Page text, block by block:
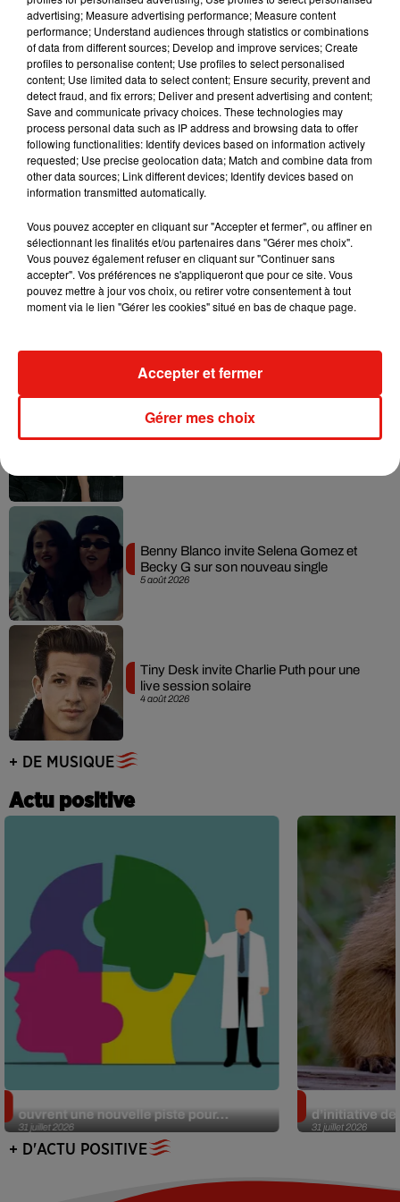
Musique
7 août 2026
Julien Lieb s’essaye à la vie de chatelain
dans son nouveau clip
7 août 2026
Madonna sort enfin le remix de « Love
Tayc et Didi B dévoilent le single le plus
5 août 2026
Benny Blanco invite Selena Gomez et
Becky G sur son nouveau single
4 août 2026
Tiny Desk invite Charlie Puth pour une
live session solaire
+ DE MUSIQUE
Actu positive
31 juillet 2026
ouvrent une nouvelle piste pour...
31 juillet 2026
d’initiative
+ D'ACTU POSITIVE
advertising; Measure advertising performance; Measure content
performance; Understand audiences through statistics or combinations
of data from different sources; Develop and improve services; Create
profiles to personalise content; Use profiles to select personalised
content; Use limited data to select content; Ensure security, prevent and
detect fraud, and fix errors; Deliver and present advertising and content;
Save and communicate privacy choices. These technologies may
process personal data such as IP address and browsing data to offer
following functionalities: Identify devices based on information actively
requested; Use precise geolocation data; Match and combine data from
other data sources; Link different devices; Identify devices based on
information transmitted automatically.
Vous pouvez accepter en cliquant sur "Accepter et fermer", ou affiner en
sélectionnant les finalités et/ou partenaires dans "Gérer mes choix".
Vous pouvez également refuser en cliquant sur "Continuer sans
accepter". Vos préférences ne s'appliqueront que pour ce site. Vous
pouvez mettre à jour vos choix, ou retirer votre consentement à tout
moment via le lien "Gérer les cookies" situé en bas de chaque page.
Gérer mes choix
Accepter et fermer